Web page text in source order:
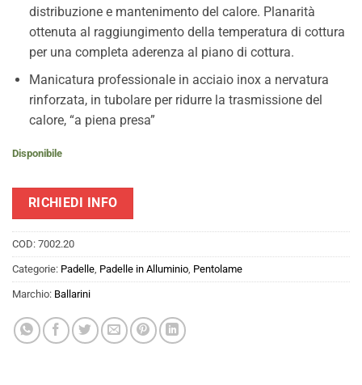
distribuzione e mantenimento del calore. Planarità
ottenuta al raggiungimento della temperatura di cottura
per una completa aderenza al piano di cottura.
Manicatura professionale in acciaio inox a nervatura
rinforzata, in tubolare per ridurre la trasmissione del
calore, “a piena presa”
Disponibile
RICHIEDI INFO
COD: 7002.20
Categorie: Padelle, Padelle in Alluminio, Pentolame
Marchio: Ballarini